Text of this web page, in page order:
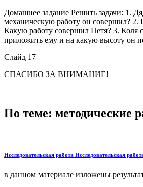
Домашнее задание Решить задачи: 1.
механическую работу он совершил? 2.
Какую работу совершил Петя? 3. Коля
приложить ему и на какую высоту он
Слайд 17
СПАСИБО ЗА ВНИМАНИЕ!
По теме: методические
Исследовательская работа Исследовательская
в данном материале изложены